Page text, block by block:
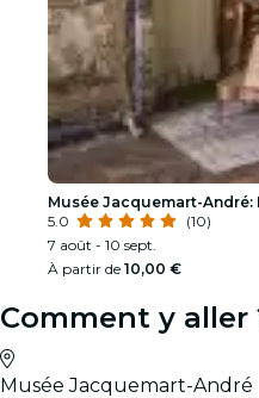
Musée Jacquemart-
5.0
(10)
7 août - 10 sept.
À partir de 10,00 €
Comment y aller
Musée Jacquemart-André